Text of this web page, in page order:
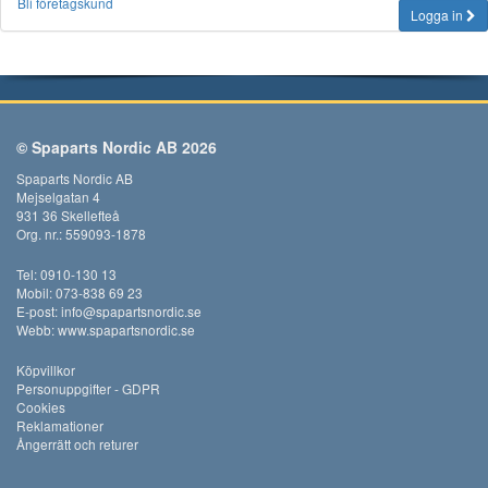
Logga in
© Spaparts Nordic AB 2026
Spaparts Nordic AB
Mejselgatan 4
931 36 Skellefteå
Org. nr.: 559093-1878
Tel: 0910-130 13
Mobil: 073-838 69 23
E-post:info@spapartsnordic.se
Webb:www.spapartsnordic.se
Köpvillkor
Personuppgifter - GDPR
Cookies
Reklamationer
Ångerrätt och returer